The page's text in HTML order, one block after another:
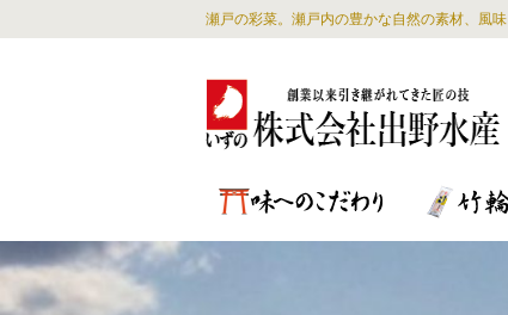
瀬戸の彩菜。瀬戸内の豊かな自然の素材、風